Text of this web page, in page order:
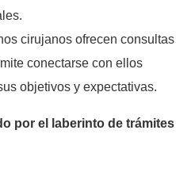
cirujanos ofrecen consultas
conectarse con ellos
objetivos y expectativas.
por el laberinto de trámites